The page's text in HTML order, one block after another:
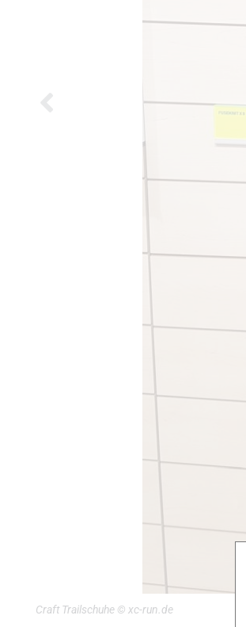
Craft Trailschuhe © xc-run.de